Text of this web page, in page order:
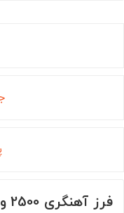
فرز آهنگری 2500 وات ایوک مدل K-7122